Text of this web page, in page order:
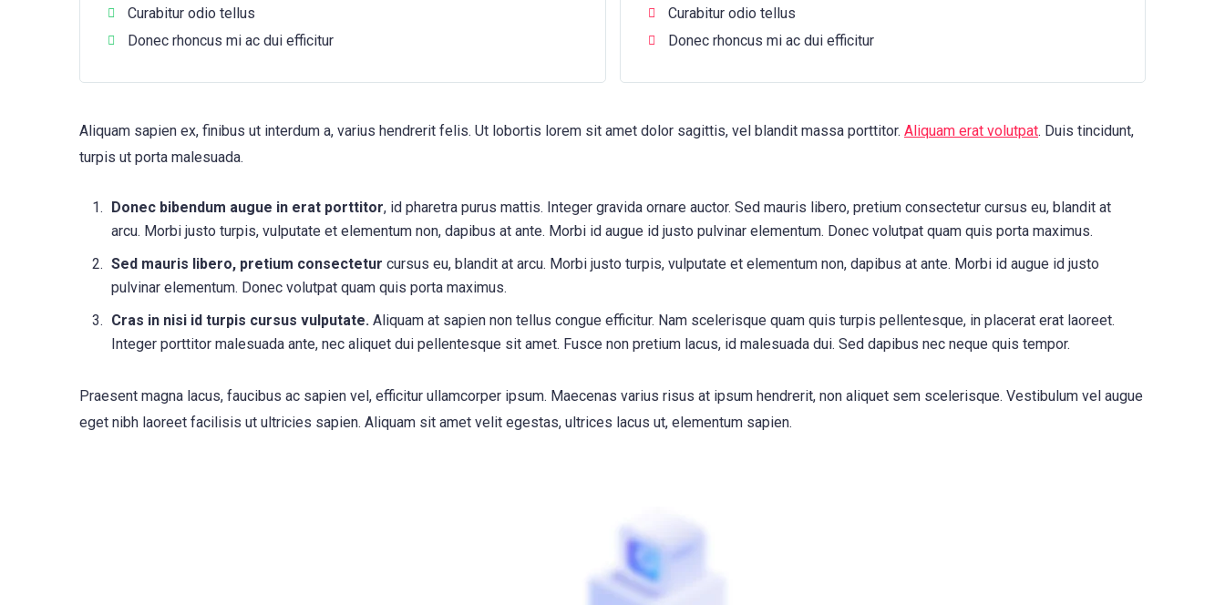
Curabitur odio tellus
Donec rhoncus mi ac dui efficitur
Curabitur odio tellus
Donec rhoncus mi ac dui efficitur
Aliquam sapien ex, finibus ut interdum a, varius hendrerit felis. Ut lobortis lorem sit amet dolor sagittis, vel blandit massa porttitor. Aliquam erat volutpat. Duis tincidunt,
turpis ut porta malesuada.
Donec bibendum augue in erat porttitor, id pharetra purus mattis. Integer gravida ornare auctor. Sed mauris libero, pretium consectetur cursus eu, blandit at
arcu. Morbi justo turpis, vulputate et elementum non, dapibus at ante. Morbi id augue id justo pulvinar elementum. Donec volutpat quam quis porta maximus.
Sed mauris libero, pretium consectetur cursus eu, blandit at arcu. Morbi justo turpis, vulputate et elementum non, dapibus at ante. Morbi id augue id justo
pulvinar elementum. Donec volutpat quam quis porta maximus.
Cras in nisi id turpis cursus vulputate. Aliquam at sapien non tellus congue efficitur. Nam scelerisque quam quis turpis pellentesque, in placerat erat laoreet.
Integer porttitor malesuada ante, nec aliquet dui pellentesque sit amet. Fusce non pretium lacus, id malesuada dui. Sed dapibus nec neque quis tempor.
Praesent magna lacus, faucibus ac sapien vel, efficitur ullamcorper ipsum. Maecenas varius risus at ipsum hendrerit, non aliquet sem scelerisque. Vestibulum vel augue
eget nibh laoreet facilisis ut ultricies sapien. Aliquam sit amet velit egestas, ultrices lacus ut, elementum sapien.